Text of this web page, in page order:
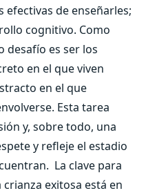
de enseñarles;
cognitivo. Como
desafío es ser los
en el que viven
en el que
Esta tarea
y, sobre todo, una
y refleje el estadio
La clave para
exitosa está en